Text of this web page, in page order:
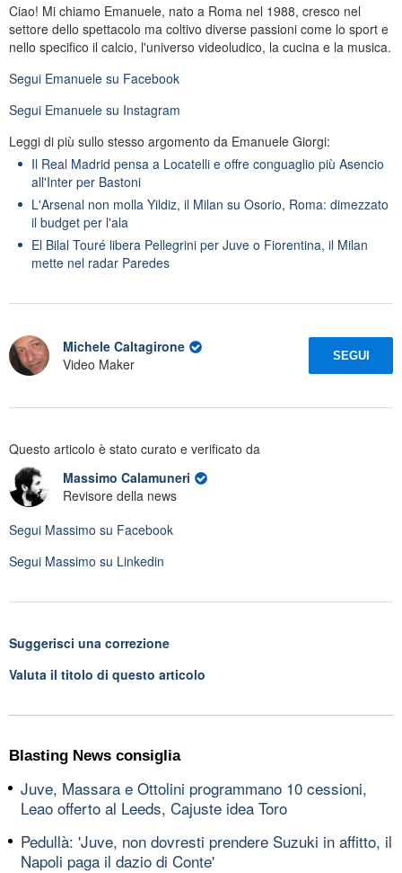
Ciao! Mi chiamo Emanuele, nato a Roma nel 1988, cresco nel
settore dello spettacolo ma coltivo diverse passioni come lo sport e
nello specifico il calcio, l'universo videoludico, la cucina e la musica.
Segui Emanuele su Facebook
Segui Emanuele su Instagram
Leggi di più sullo stesso argomento da Emanuele Giorgi:
Il Real Madrid pensa a Locatelli e offre conguaglio più Asencio
all'Inter per Bastoni
L'Arsenal non molla Yildiz, il Milan su Osorio, Roma: dimezzato
il budget per l'ala
El Bilal Touré libera Pellegrini per Juve o Fiorentina, il Milan
mette nel radar Paredes
Michele Caltagirone
Video Maker
SEGUI
Questo articolo è stato curato e verificato da
Massimo Calamuneri
Revisore della news
Segui Massimo su Facebook
Segui Massimo su Linkedin
Suggerisci una correzione
Valuta il titolo di questo articolo
Blasting News consiglia
Juve, Massara e Ottolini programmano 10 cessioni,
Leao offerto al Leeds, Cajuste idea Toro
Pedullà: 'Juve, non dovresti prendere Suzuki in affitto, il
Napoli paga il dazio di Conte'